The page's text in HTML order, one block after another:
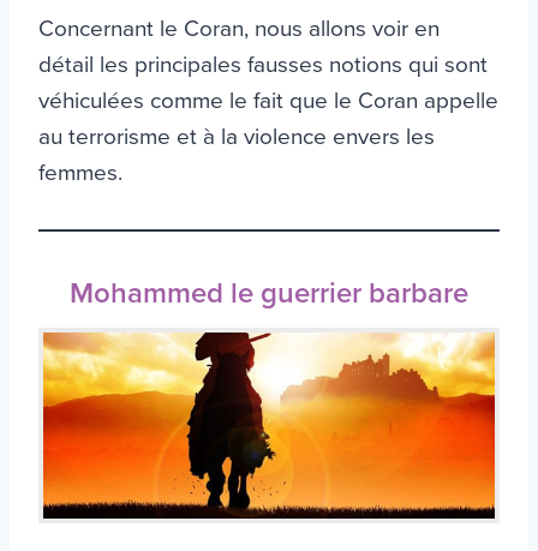
Concernant le Coran, nous allons voir en
détail les principales fausses notions qui sont
véhiculées comme le fait que le Coran appelle
au terrorisme et à la violence envers les
femmes.
Mohammed le guerrier barbare